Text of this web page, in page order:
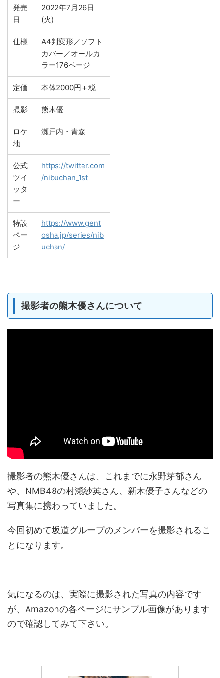
発売
日
2022年7月26日
(火)
仕様
A4判変形／ソフト
カバー／オールカ
ラー176ページ
定価 本体2000円＋税
撮影 熊木優
ロケ
地
瀬戸内・青森
公式
ツイ
ッタ
ー
https://twitter.com
/nibuchan_1st
特設
ペー
ジ
https://www.gent
osha.jp/series/nib
uchan/
撮影者の熊木優さんについて
撮影者の熊木優さんは、これまでに永野芽郁さん
や、NMB48の村瀬紗英さん、新木優子さんなどの
写真集に携わっていました。
今回初めて坂道グループのメンバーを撮影されるこ
とになります。
気になるのは、実際に撮影された写真の内容です
が、Amazonの各ページにサンプル画像があります
ので確認してみて下さい。